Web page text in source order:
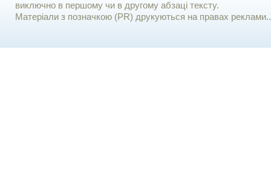
виключно в першому чи в другому абзаці тексту.
Матеріали з позначкою (PR) друкуються на правах реклами..